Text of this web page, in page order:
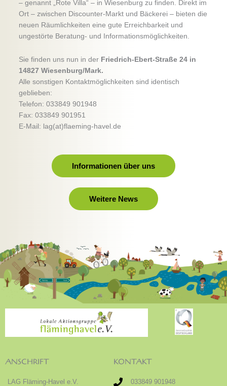
– genannt „Rote Villa“ – in Wiesenburg zu finden. Direkt im
Ort – zwischen Discounter-Markt und Bäckerei – bieten die
neuen Räumlichkeiten eine gute Erreichbarkeit und
ungestörte Beratung- und Informationsmöglichkeiten.
Sie finden uns nun in der Friedrich-Ebert-Straße 24 in
14827 Wiesenburg/Mark.
Alle sonstigen Kontaktmöglichkeiten sind identisch
geblieben:
Telefon: 033849 901948
Fax: 033849 901951
E-Mail: lag(at)flaeming-havel.de
Informationen über uns
Weitere News
ANSCHRIFT
LAG Fläming-Havel e.V.
KONTAKT
033849 901948